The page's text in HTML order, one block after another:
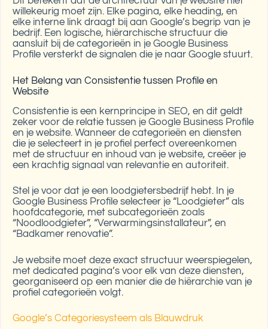
willekeurig moet zijn. Elke pagina, elke heading, en
elke interne link draagt bij aan Google’s begrip van je
bedrijf. Een logische, hiërarchische structuur die
aansluit bij de categorieën in je Google Business
Profile versterkt de signalen die je naar Google stuurt.
Het Belang van Consistentie tussen Profile en
Website
Consistentie is een kernprincipe in SEO, en dit geldt
zeker voor de relatie tussen je Google Business Profile
en je website. Wanneer de categorieën en diensten
die je selecteert in je profiel perfect overeenkomen
met de structuur en inhoud van je website, creëer je
een krachtig signaal van relevantie en autoriteit.
Stel je voor dat je een loodgietersbedrijf hebt. In je
Google Business Profile selecteer je “Loodgieter” als
hoofdcategorie, met subcategorieën zoals
“Noodloodgieter”, “Verwarmingsinstallateur”, en
“Badkamer renovatie”.
Je website moet deze exact structuur weerspiegelen,
met dedicated pagina’s voor elk van deze diensten,
georganiseerd op een manier die de hiërarchie van je
profiel categorieën volgt.
Google’s Categoriesysteem als Blauwdruk